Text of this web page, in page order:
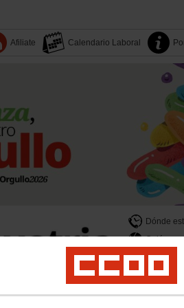
Afiliate Calendario Laboral
Dónde
Quiénes
Mujeres LGTBI Juventud